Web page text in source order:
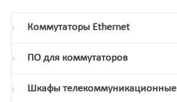
Коммутаторы Ethernet
ПО для коммутаторов
Шкафы телекоммуникационные